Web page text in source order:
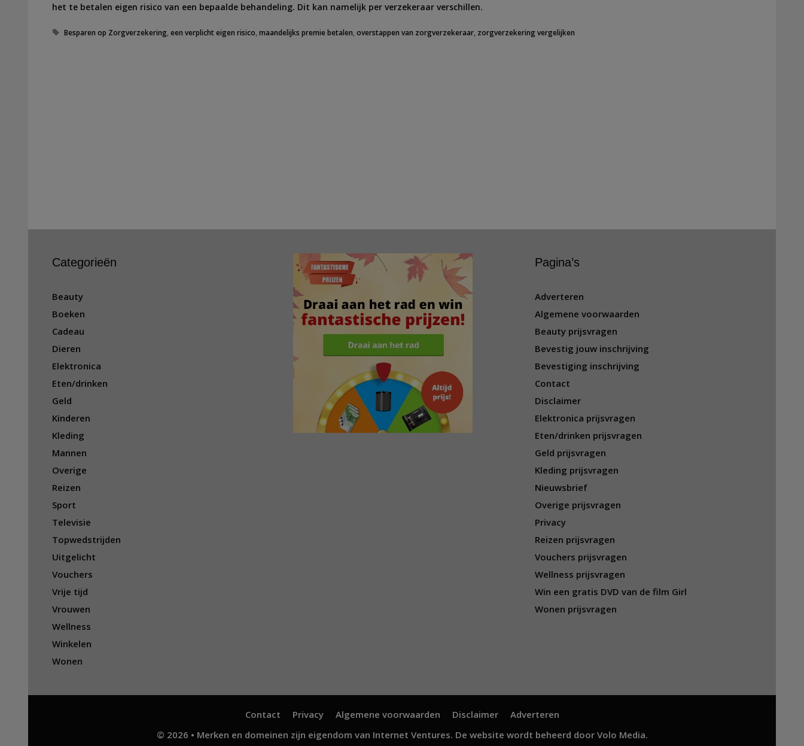
het te betalen eigen risico van een bepaalde behandeling. Dit kan namelijk per verzekeraar verschillen.
Tags
Besparen op Zorgverzekering,een verplicht eigen risico,maandelijks premie betalen,overstappen van zorgverzekeraar, zorgverzekering vergelijken
Categorieën
Beauty
Boeken
Cadeau
Dieren
Elektronica
Eten/drinken
Geld
Kinderen
Kleding
Mannen
Overige
Reizen
Sport
Televisie
Topwedstrijden
Uitgelicht
Vouchers
Vrije tijd
Vrouwen
Wellness
Winkelen
Wonen
Pagina’s
Adverteren
Algemene voorwaarden
Beauty prijsvragen
Bevestig jouw inschrijving
Bevestiging inschrijving
Contact
Disclaimer
Elektronica prijsvragen
Eten/drinken prijsvragen
Geld prijsvragen
Kleding prijsvragen
Nieuwsbrief
Overige prijsvragen
Privacy
Reizen prijsvragen
Vouchers prijsvragen
Wellness prijsvragen
Win een gratis DVD van de film Girl
Wonen prijsvragen
Contact Privacy Algemene voorwaarden Disclaimer
Adverteren
© 2026 • Merken en domeinen zijn eigendom van Internet Ventures. De website wordt beheerd door Volo Media.